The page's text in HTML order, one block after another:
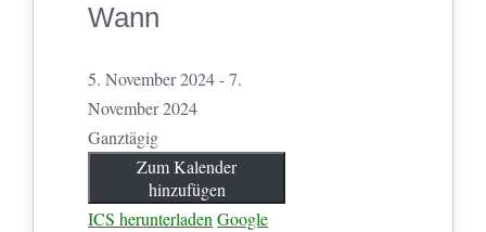
Wann
5. November 2024 - 7.
November 2024
Ganztägig
Zum Kalender
hinzufügen
ICS herunterladen Google